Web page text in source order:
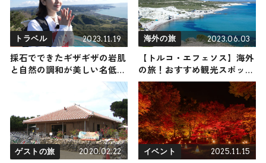
トラベル 2023.11.19
採石でできたギザギザの岩肌
と自然の調和が美しい名低山
in 千葉（登山で頂きメシ！コ
海外の旅 2023.06.03
【トルコ・エフェソス】海外
の旅！おすすめ観光スポット
やグルメをリポート
ゲストの旅 2020.02.22 イベント 2025.11.15